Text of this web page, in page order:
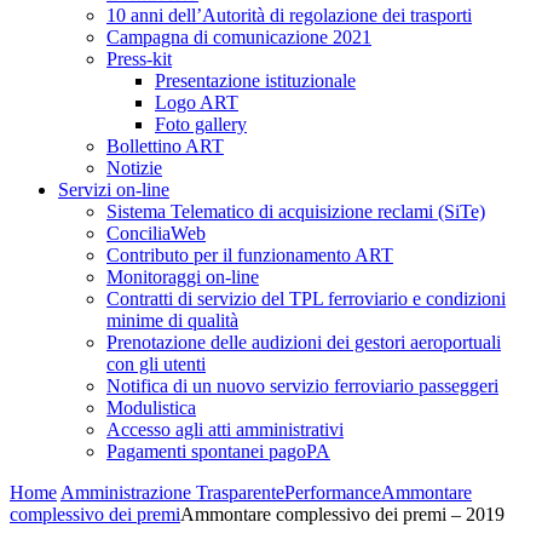
10 anni dell’Autorità di regolazione dei trasporti
Campagna di comunicazione 2021
Press-kit
Presentazione istituzionale
Logo ART
Foto gallery
Bollettino ART
Notizie
Servizi on-line
Sistema Telematico di acquisizione reclami (SiTe)
ConciliaWeb
Contributo per il funzionamento ART
Monitoraggi on-line
Contratti di servizio del TPL ferroviario e condizioni
minime di qualità
Prenotazione delle audizioni dei gestori aeroportuali
con gli utenti
Notifica di un nuovo servizio ferroviario passeggeri
Modulistica
Accesso agli atti amministrativi
Pagamenti spontanei pagoPA
Home Amministrazione TrasparentePerformanceAmmontare
complessivo dei premiAmmontare complessivo dei premi – 2019